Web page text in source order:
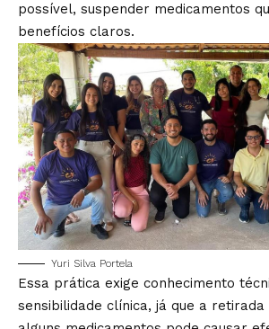
possível, suspender medicamentos
benefícios claros.
Yuri Silva Portela
Essa prática exige conhecimento
sensibilidade clínica, já que a